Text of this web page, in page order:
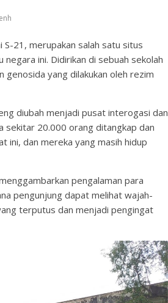
S-21, merupakan salah satu situs
ini. Didirikan di sebuah sekolah
genosida yang dilakukan oleh rezim
diubah menjadi pusat interogasi dan
sekitar 20.000 orang ditangkap dan
ini, dan mereka yang masih hidup
pengalaman para
pengunjung dapat melihat wajah-
terputus dan menjadi pengingat